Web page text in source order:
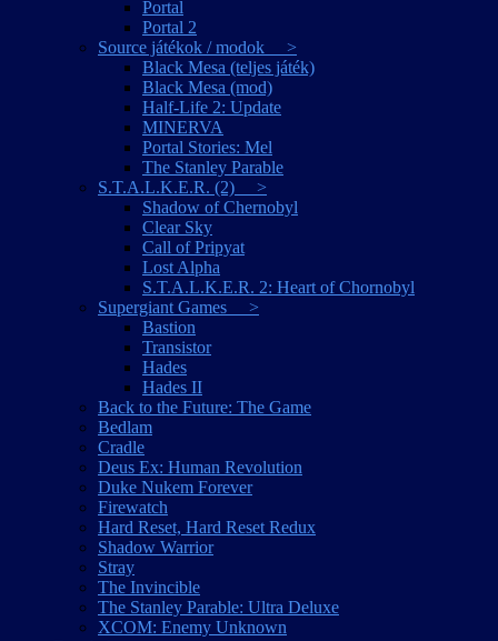
Portal
Portal 2
Source játékok / modok >
Black Mesa (teljes játék)
Black Mesa (mod)
Half-Life 2: Update
MINERVA
Portal Stories: Mel
The Stanley Parable
S.T.A.L.K.E.R. (2) >
Shadow of Chernobyl
Clear Sky
Call of Pripyat
Lost Alpha
S.T.A.L.K.E.R. 2: Heart of Chornobyl
Supergiant Games >
Bastion
Transistor
Hades
Hades II
Back to the Future: The Game
Bedlam
Cradle
Deus Ex: Human Revolution
Duke Nukem Forever
Firewatch
Hard Reset, Hard Reset Redux
Shadow Warrior
Stray
The Invincible
The Stanley Parable: Ultra Deluxe
XCOM: Enemy Unknown